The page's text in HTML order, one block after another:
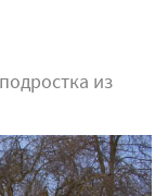
из